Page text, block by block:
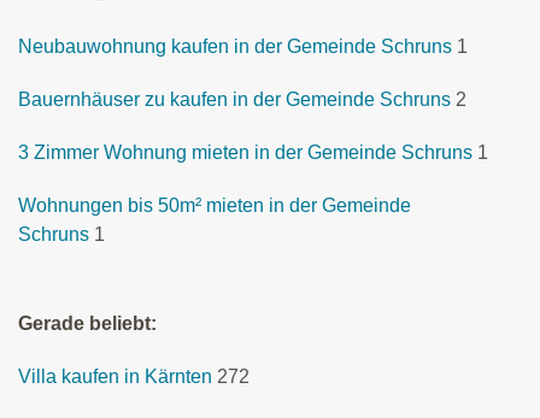
Neubauwohnung kaufen in der Gemeinde Schruns 1
Bauernhäuser zu kaufen in der Gemeinde Schruns 2
3 Zimmer Wohnung mieten in der Gemeinde Schruns 1
Wohnungen bis 50m² mieten in der Gemeinde
Schruns 1
Gerade beliebt:
Villa kaufen in Kärnten 272